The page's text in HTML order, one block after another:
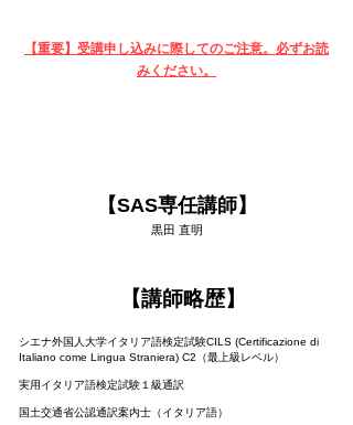
【重要】受講申し込みに際してのご注意。必ずお読
みください。
【SAS専任講師】
黒田 直明
【講師略歴】
シエナ外国人大学イタリア語検定試験CILS (Certificazione di
Italiano come Lingua Straniera) C2（最上級レベル）
実用イタリア語検定試験１級通訳
国土交通省公認通訳案内士（イタリア語）